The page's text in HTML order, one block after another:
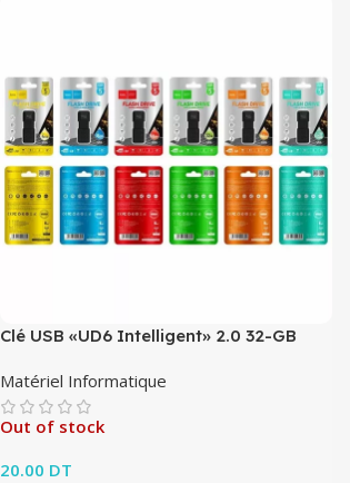
Clé USB «UD6 Intelligent» 2.0 32-GB
Matériel Informatique
Out of stock
20.00 DT